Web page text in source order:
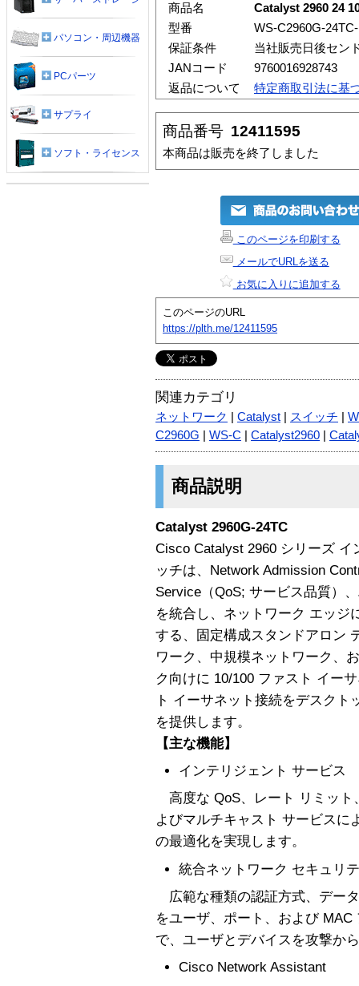
商品名
Catalyst 2960 24
型番
WS-C2960G-
保証条件
当社販売日後セン
JANコード
9760016928743
返品について
特定商取引法に基
商品番号 12411595
本商品は販売を終了しました
このページを印刷する
メールでURLを送る
お気に入りに追加する
このページのURL
https://plth.me/12411595
関連カテゴリ
ネットワーク Catalyst スイッチ
C2960G
WS-C Catalyst2960
商品説明
Catalyst 2960G-24TC
Cisco Catalyst 2960 シリーズ
ッチは、Network Admission
Service（QoS; サービス品質）
を統合し、ネットワーク エッジ
する、固定構成スタンドアロン
ワーク、中規模ネットワーク、
ク向けに 10/100 ファスト イー
ト イーサネット接続をデスク
を提供します。
【主な機能】
インテリジェント サービス
高度な QoS、レート リミット
よびマルチキャスト サービスに
の最適化を実現します。
統合ネットワーク セキュリ
広範な種類の認証方式、デー
をユーザ、ポート、および
で、ユーザとデバイスを攻撃か
Cisco Network Assistant
パソコン・周辺機器
PCパーツ
サプライ
ソフト・ライセンス